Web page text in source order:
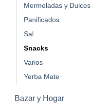
Mermeladas y Dulces
Panificados
Sal
Snacks
Varios
Yerba Mate
Bazar y Hogar